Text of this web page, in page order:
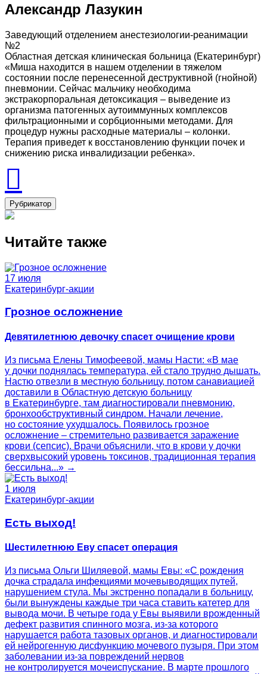
Александр Лазукин
Заведующий отделением анестезиологии-реанимации
№2
Областная детская клиническая больница (Екатеринбург)
«Миша находится в нашем отделении в тяжелом
состоянии после перенесенной деструктивной (гнойной)
пневмонии. Сейчас мальчику необходима
экстракорпоральная детоксикация – выведение из
организма патогенных аутоиммунных комплексов
фильтрационными и сорбционными методами. Для
процедур нужны расходные материалы – колонки.
Терапия приведет к восстановлению функции почек и
снижению риска инвалидизации ребенка».
Рубрикатор
Читайте также
17 июля
Екатеринбург-акции
Грозное осложнение
Девятилетнюю девочку спасет очищение крови
Из письма Елены Тимофеевой, мамы Насти: «В мае
у дочки поднялась температура, ей стало трудно дышать.
Настю отвезли в местную больницу, потом санавиацией
доставили в Областную детскую больницу
в Екатеринбурге, там диагностировали пневмонию,
бронхообструктивный синдром. Начали лечение,
но состояние ухудшалось. Появилось грозное
осложнение – стремительно развивается заражение
крови (сепсис). Врачи объяснили, что в крови у дочки
сверхвысокий уровень токсинов, традиционная терапия
бессильна...» →
1 июля
Екатеринбург-акции
Есть выход!
Шестилетнюю Еву спасет операция
Из письма Ольги Шиляевой, мамы Евы: «С рождения
дочка страдала инфекциями мочевыводящих путей,
нарушением стула. Мы экстренно попадали в больницу,
были вынуждены каждые три часа ставить катетер для
вывода мочи. В четыре года у Евы выявили врожденный
дефект развития спинного мозга, из-за которого
нарушается работа тазовых органов, и диагностировали
ей нейрогенную дисфункцию мочевого пузыря. При этом
заболевании из-за повреждений нервов
не контролируется мочеиспускание. В марте прошлого